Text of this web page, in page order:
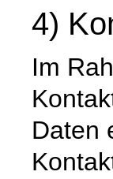
4)
Im
Daten